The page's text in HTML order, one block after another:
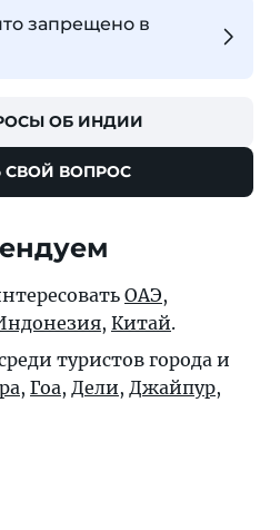
запрещено в
ОБ ИНДИИ
СВОЙ ВОПРОС
ОАЭ,
, Китай.
туристов города и
, Гоа, Дели, Джайпур,